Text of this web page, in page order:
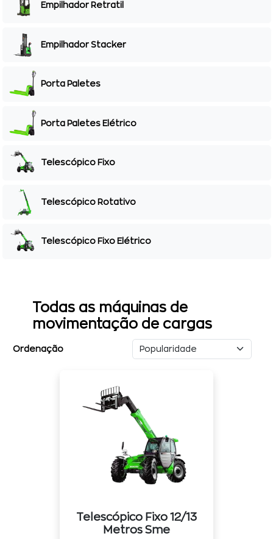
Empilhador Retratil
Empilhador Stacker
Porta Paletes
Porta Paletes Elétrico
Telescópico Fixo
Telescópico Rotativo
Telescópico Fixo Elétrico
Todas as máquinas de
movimentação de cargas
Ordenação
Telescópico Fixo 12/13
Metros Sme